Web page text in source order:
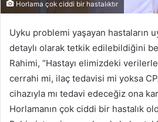
Horlama çok ciddi bir hastalıktır
Uyku problemi yaşayan hastaların
detaylı olarak tetkik edilebildiğini
Rahimi, “Hastayı elimizdeki
cerrahi mi, ilaç tedavisi mi yoksa
cihazıyla mı tedavi edeceğiz ona
Horlamanın çok ciddi bir hastalık